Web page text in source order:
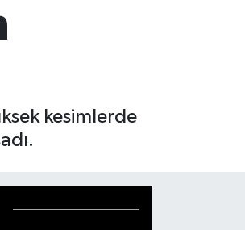
kesimlerde